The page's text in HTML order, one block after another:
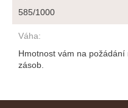
585/1000
Váha:
Hmotnost vám na
zásob.